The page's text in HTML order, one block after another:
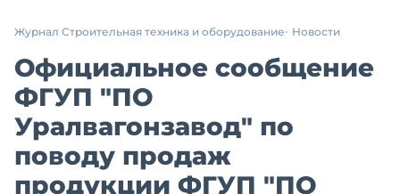
Журнал Строительная техника и оборудование Новости
Официальное сообщение
ФГУП "ПО
Уралвагонзавод" по
поводу продаж
продукции ФГУП "ПО